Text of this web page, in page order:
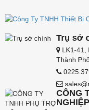
Trụ sở
LK1-41,
Thành
CÔNG